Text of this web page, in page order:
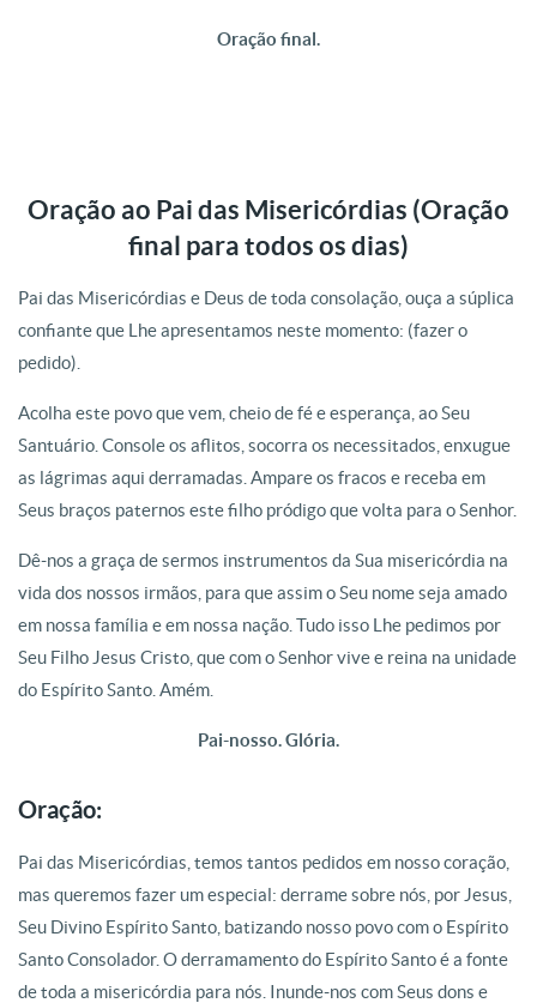
Oração final.
Oração ao Pai das Misericórdias (Oração
final para todos os dias)
Pai das Misericórdias e Deus de toda consolação, ouça a súplica
confiante que Lhe apresentamos neste momento: (fazer o
pedido).
Acolha este povo que vem, cheio de fé e esperança, ao Seu
Santuário. Console os aflitos, socorra os necessitados, enxugue
as lágrimas aqui derramadas. Ampare os fracos e receba em
Seus braços paternos este filho pródigo que volta para o Senhor.
Dê-nos a graça de sermos instrumentos da Sua misericórdia na
vida dos nossos irmãos, para que assim o Seu nome seja amado
em nossa família e em nossa nação. Tudo isso Lhe pedimos por
Seu Filho Jesus Cristo, que com o Senhor vive e reina na unidade
do Espírito Santo. Amém.
Pai-nosso. Glória.
Oração:
Pai das Misericórdias, temos tantos pedidos em nosso coração,
mas queremos fazer um especial: derrame sobre nós, por Jesus,
Seu Divino Espírito Santo, batizando nosso povo com o Espírito
Santo Consolador. O derramamento do Espírito Santo é a fonte
de toda a misericórdia para nós. Inunde-nos com Seus dons e